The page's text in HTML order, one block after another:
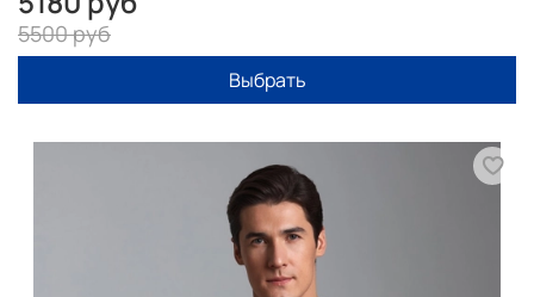
5500 руб
Выбрать